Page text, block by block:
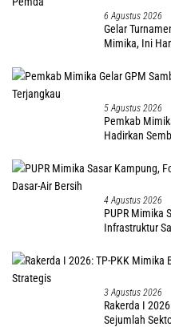
6 Agustus 2026
Gelar
Mimika, Ini
5 Agustus 2026
Pemkab
Hadirkan
4 Agustus 2026
PUPR Mimika
Infrastruktur
3 Agustus 2026
Rakerda I
Sejumlah